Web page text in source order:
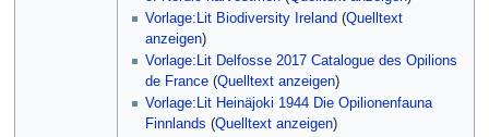
Vorlage:Lit Biodiversity Ireland (Quelltext
anzeigen)
Vorlage:Lit Delfosse 2017 Catalogue des Opilions
de France (Quelltext anzeigen)
Vorlage:Lit Heinäjoki 1944 Die Opilionenfauna
Finnlands (Quelltext anzeigen)